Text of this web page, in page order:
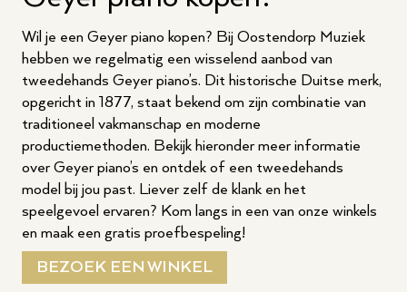
Wil je een Geyer piano kopen? Bij Oostendorp Muziek
hebben we regelmatig een wisselend aanbod van
tweedehands Geyer piano’s. Dit historische Duitse merk,
opgericht in 1877, staat bekend om zijn combinatie van
traditioneel vakmanschap en moderne
productiemethoden. Bekijk hieronder meer informatie
over Geyer piano’s en ontdek of een tweedehands
model bij jou past. Liever zelf de klank en het
speelgevoel ervaren? Kom langs in een van onze winkels
en maak een gratis proefbespeling!
BEZOEK EEN WINKEL